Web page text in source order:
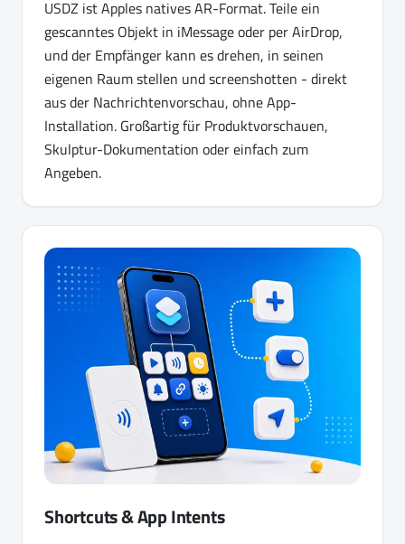
USDZ ist Apples natives AR-Format. Teile ein
gescanntes Objekt in iMessage oder per AirDrop,
und der Empfänger kann es drehen, in seinen
eigenen Raum stellen und screenshotten - direkt
aus der Nachrichtenvorschau, ohne App-
Installation. Großartig für Produktvorschauen,
Skulptur-Dokumentation oder einfach zum
Angeben.
Shortcuts & App Intents